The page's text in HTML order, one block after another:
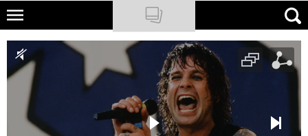
Skip
main
content
NATIONAL GEOGRAPHIC
TRAVELER
PODCASTY